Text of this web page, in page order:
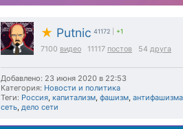
★ Putnic 41172 +1
7100 видео 11117 постов 54 друга
Добавлено: 23 июня 2020 в 22:53
Категория: Новости и политика
Теги: Россия капитализм фашизм антифашизма
сеть дело сети